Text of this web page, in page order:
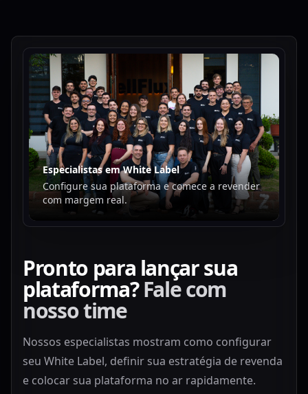
Pronto para lançar sua
plataforma?Fale com
nosso time
Nossos especialistas mostram como configurar
seu White Label, definir sua estratégia de revenda
e colocar sua plataforma no ar rapidamente.
Especialistas em White Label
Configure sua plataforma e comece a revender
com margem real.